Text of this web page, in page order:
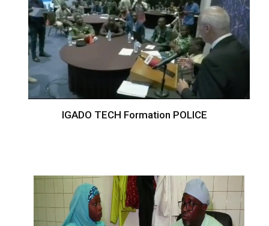
IGADO TECH Formation POLICE